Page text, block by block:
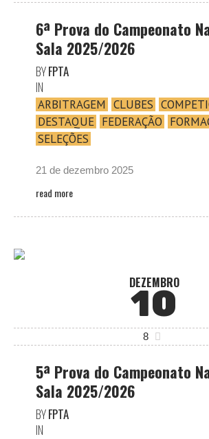
6ª Prova do Campeonato
Sala 2025/2026
BYFPTA
IN
ARBITRAGEM CLUBES
DESTAQUE FEDERAÇÃO
SELEÇÕES
21 de dezembro 2025
read more
DEZEMBRO
10
8
5ª Prova do Campeonato
Sala 2025/2026
BYFPTA
IN